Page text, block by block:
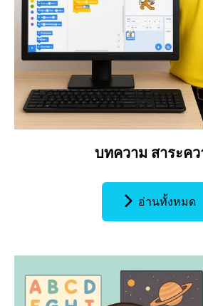
บทความ สาระค
อ่านทั้งหมด